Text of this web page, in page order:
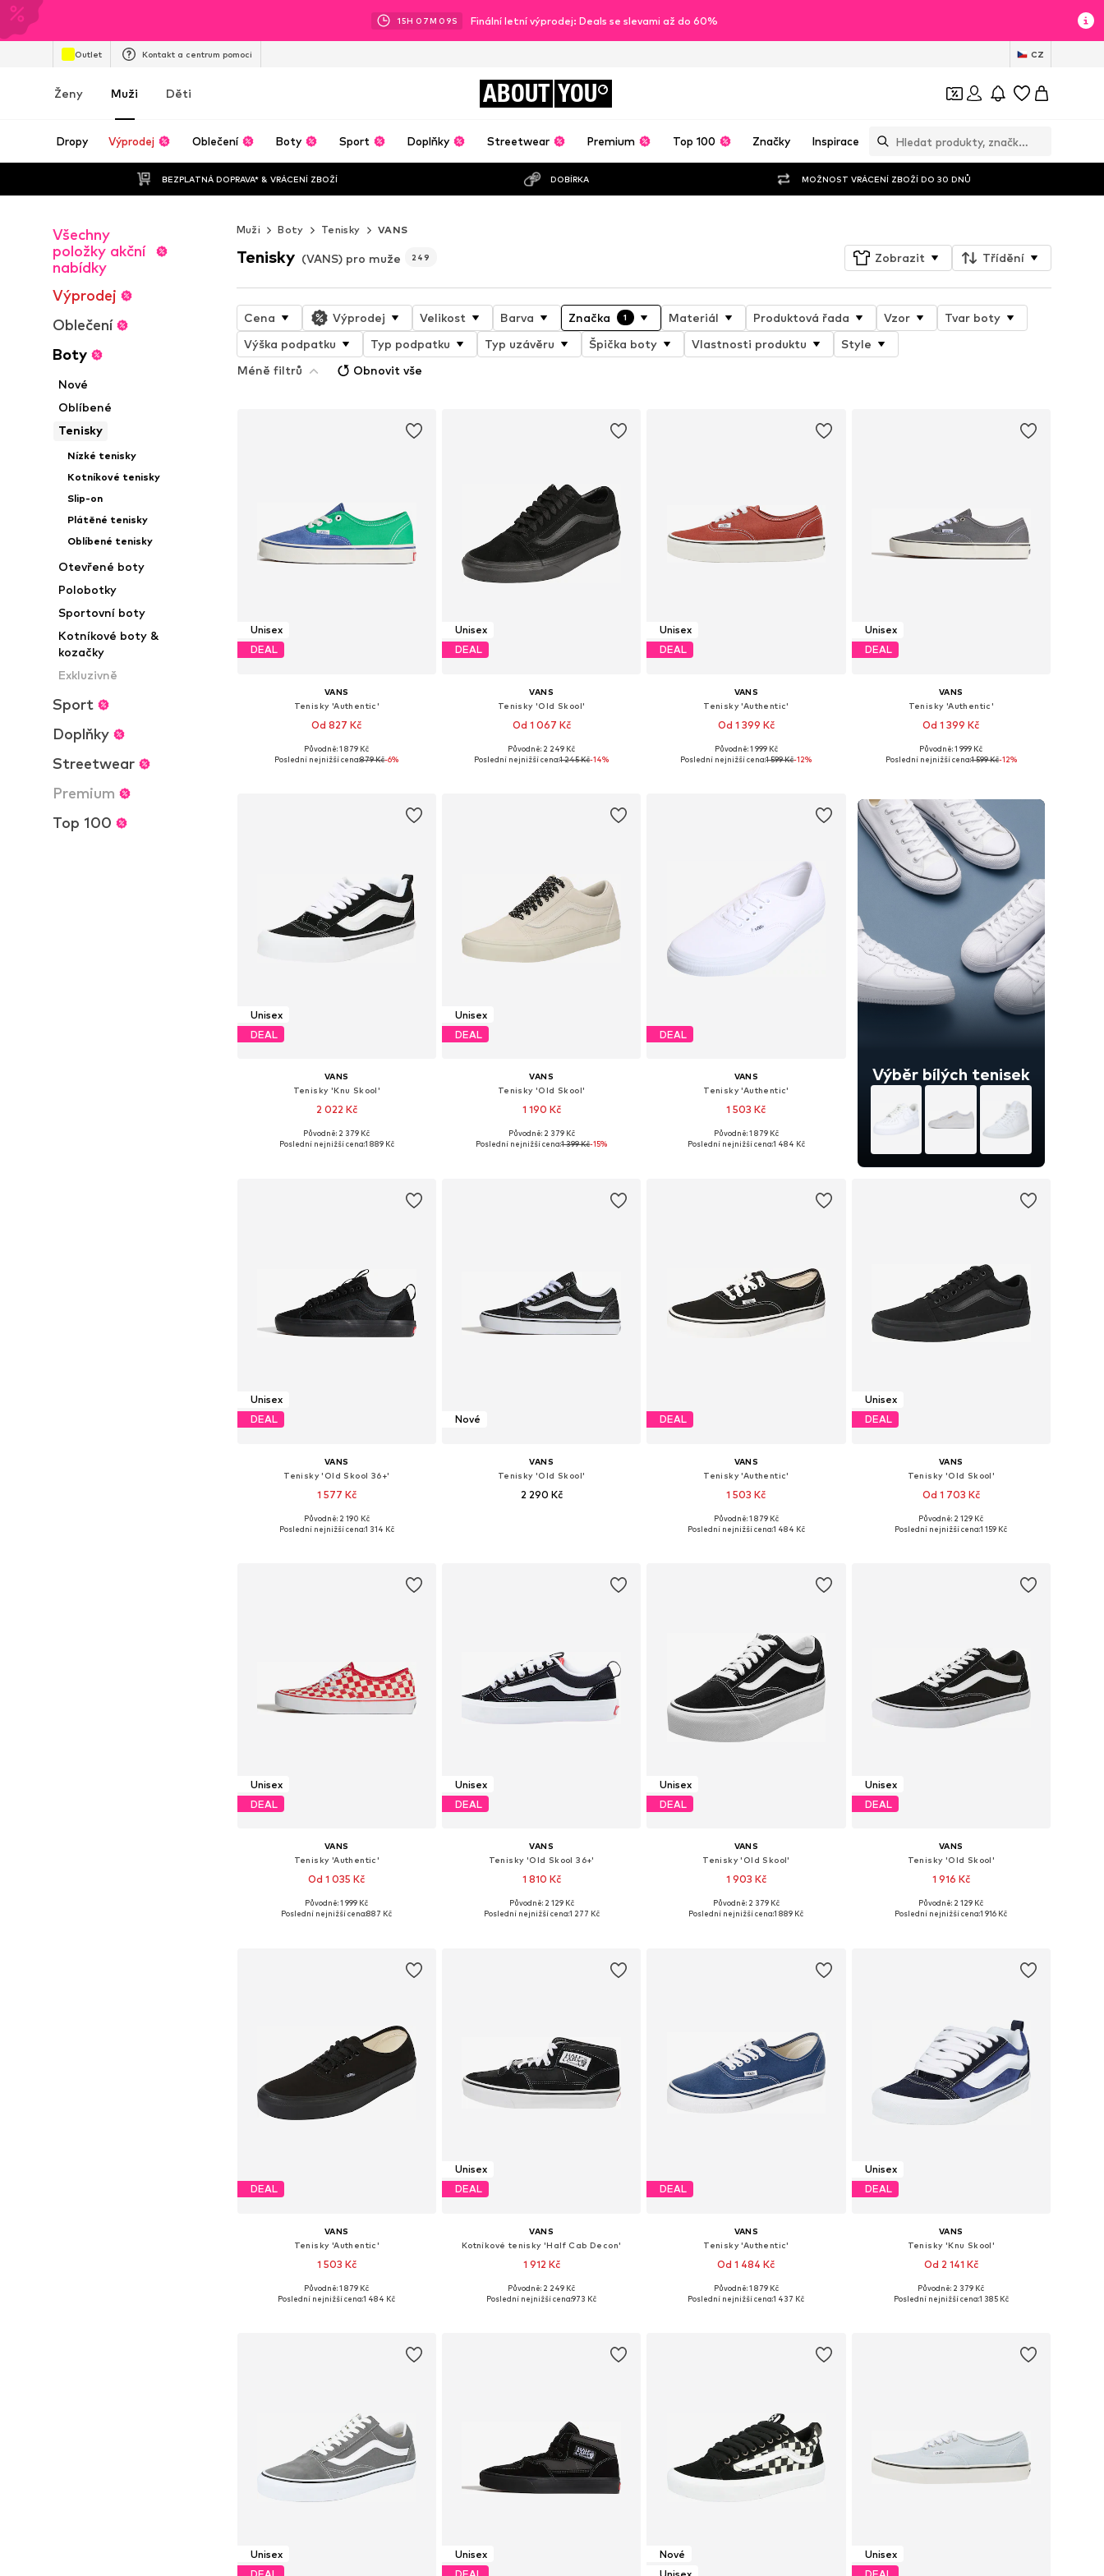
15H 07M 07S Finální letní výprodej: Deals se slevami až do 60%
Outlet Kontakt a centrum pomoci CZ
Ženy Muži Děti ABOUT YOU
Dropy Výprodej Oblečení Boty Sport Doplňky Streetwear Premium Top 100 Značky Inspirace
BEZPLATNÁ DOPRAVA* & VRÁCENÍ ZBOŽÍ DOBÍRKA MOŽNOST VRÁCENÍ ZBOŽÍ DO 30 DNŮ
Všechny
položky akční
nabídky
Výprodej
Oblečení
Boty
Nové
Oblíbené
Tenisky
Nízké tenisky
Kotníkové tenisky
Slip-on
Plátěné tenisky
Oblíbené tenisky
Otevřené boty
Polobotky
Sportovní boty
Kotníkové boty &
kozačky
Exkluzivně
Sport
Doplňky
Streetwear
Premium
Top 100
Muži Boty Tenisky VANS
Tenisky (VANS) pro muže 249 Zobrazit Třídění
Cena Výprodej Velikost Barva Značka 1 Materiál Produktová řada Vzor
Tvar boty
Výška podpatku
Typ podpatku Typ uzávěru Špička boty Vlastnosti produktu
Style
Méně filtrů
Obnovit vše
Unisex
DEAL
VANS
Tenisky 'Authentic'
Od 827 Kč
+ 1
Dostupné v mnoha velikostech
Původně: 1 879 Kč
Poslední nejnižší cena:879 Kč-6%
Unisex
DEAL
VANS
Tenisky 'Old Skool'
Od 1 067 Kč
+ 6
Dostupné v mnoha velikostech
Původně: 2 249 Kč
Poslední nejnižší cena:1 245 Kč-14%
Unisex
DEAL
VANS
Tenisky 'Authentic'
Od 1 399 Kč
+ 1
Dostupné v mnoha velikostech
Původně: 1 999 Kč
Poslední nejnižší cena:1 599 Kč-12%
Unisex
DEAL
VANS
Tenisky 'Authentic'
Od 1 399 Kč
+1
Dostupné v mnoha velikostech
Původně: 1 999 Kč
Poslední nejnižší cena:1 599 Kč-12%
Unisex
DEAL
VANS
Tenisky 'Knu Skool'
2 022 Kč
Dostupné v mnoha velikostech
Původně: 2 379 Kč
Poslední nejnižší cena:1 889 Kč
Unisex
DEAL
VANS
Tenisky 'Old Skool'
1 190 Kč
+4
Dostupné v mnoha velikostech
Původně: 2 379 Kč
Poslední nejnižší cena:1 399 Kč-15%
DEAL
VANS
Tenisky 'Authentic'
1 503 Kč
+ 2
Dostupné v mnoha velikostech
Původně: 1 879 Kč
Poslední nejnižší cena:1 484 Kč
Výběr bílých tenisek
Unisex
DEAL
VANS
Tenisky 'Old Skool 36+'
1 577 Kč
Dostupné v mnoha velikostech
Původně: 2 190 Kč
Poslední nejnižší cena:1 314 Kč
Nové
VANS
Tenisky 'Old Skool'
2 290 Kč
DEAL
VANS
Tenisky 'Authentic'
1 503 Kč
+ 2
Dostupné v mnoha velikostech
Původně: 1 879 Kč
Poslední nejnižší cena:1 484 Kč
Unisex
DEAL
VANS
Tenisky 'Old Skool'
Od 1 703 Kč
+ 6
Dostupné v mnoha velikostech
Původně: 2 129 Kč
Poslední nejnižší cena:1 159 Kč
Unisex
DEAL
VANS
Tenisky 'Authentic'
Od 1 035 Kč
Dostupné v mnoha velikostech
Původně: 1 999 Kč
Poslední nejnižší cena:887 Kč
Unisex
DEAL
VANS
Tenisky 'Old Skool 36+'
1 810 Kč
Dostupné v mnoha velikostech
Původně: 2 129 Kč
Poslední nejnižší cena:1 277 Kč
Unisex
DEAL
VANS
Tenisky 'Old Skool'
1 903 Kč
Dostupné v mnoha velikostech
Původně: 2 379 Kč
Poslední nejnižší cena:1 889 Kč
Unisex
DEAL
VANS
Tenisky 'Old Skool'
1 916 Kč
+ 6
Dostupné v mnoha velikostech
Původně: 2 129 Kč
Poslední nejnižší cena:1 916 Kč
DEAL
VANS
Tenisky 'Authentic'
1 503 Kč
+ 2
Dostupné v mnoha velikostech
Původně: 1 879 Kč
Poslední nejnižší cena:1 484 Kč
Unisex
DEAL
VANS
Kotníkové tenisky 'Half Cab Decon'
1 912 Kč
Dostupné v mnoha velikostech
Původně: 2 249 Kč
Poslední nejnižší cena:973 Kč
DEAL
VANS
Tenisky 'Authentic'
Od 1 484 Kč
+ 2
Dostupné v mnoha velikostech
Původně: 1 879 Kč
Poslední nejnižší cena:1 437 Kč
Unisex
DEAL
VANS
Tenisky 'Knu Skool'
Od 2 141 Kč
Dostupné v mnoha velikostech
Původně: 2 379 Kč
Poslední nejnižší cena:1 385 Kč
Unisex
Unisex
Nové
Unisex